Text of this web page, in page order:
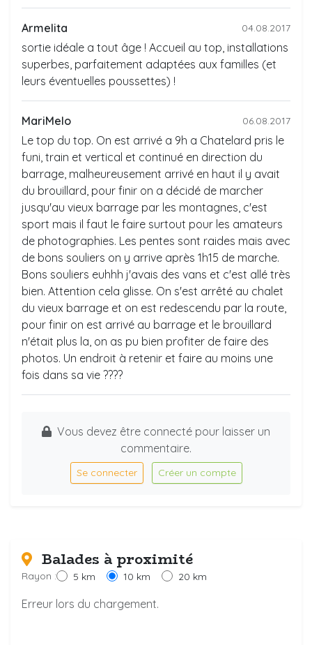
Armelita 04.08.2017
sortie idéale a tout âge ! Accueil au top, installations
superbes, parfaitement adaptées aux familles (et
leurs éventuelles poussettes) !
MariMelo 06.08.2017
Le top du top. On est arrivé a 9h a Chatelard pris le
funi, train et vertical et continué en direction du
barrage, malheureusement arrivé en haut il y avait
du brouillard, pour finir on a décidé de marcher
jusqu'au vieux barrage par les montagnes, c'est
sport mais il faut le faire surtout pour les amateurs
de photographies. Les pentes sont raides mais avec
de bons souliers on y arrive après 1h15 de marche.
Bons souliers euhhh j'avais des vans et c'est allé très
bien. Attention cela glisse. On s'est arrêté au chalet
du vieux barrage et on est redescendu par la route,
pour finir on est arrivé au barrage et le brouillard
n'était plus la, on as pu bien profiter de faire des
photos. Un endroit à retenir et faire au moins une
fois dans sa vie ????
Vous devez être connecté pour laisser un
commentaire.
Se connecter Créer un compte
Balades à proximité
Rayon : 5 km 10 km 20 km
Erreur lors du chargement.